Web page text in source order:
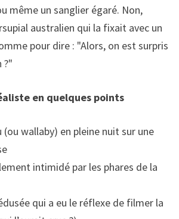
même un sanglier égaré. Non,
australien qui la fixait avec un
pour dire : "Alors, on est surpris
?"
en quelques points
(ou wallaby) en pleine nuit sur une
intimidé par les phares de la
qui a eu le réflexe de filmer la